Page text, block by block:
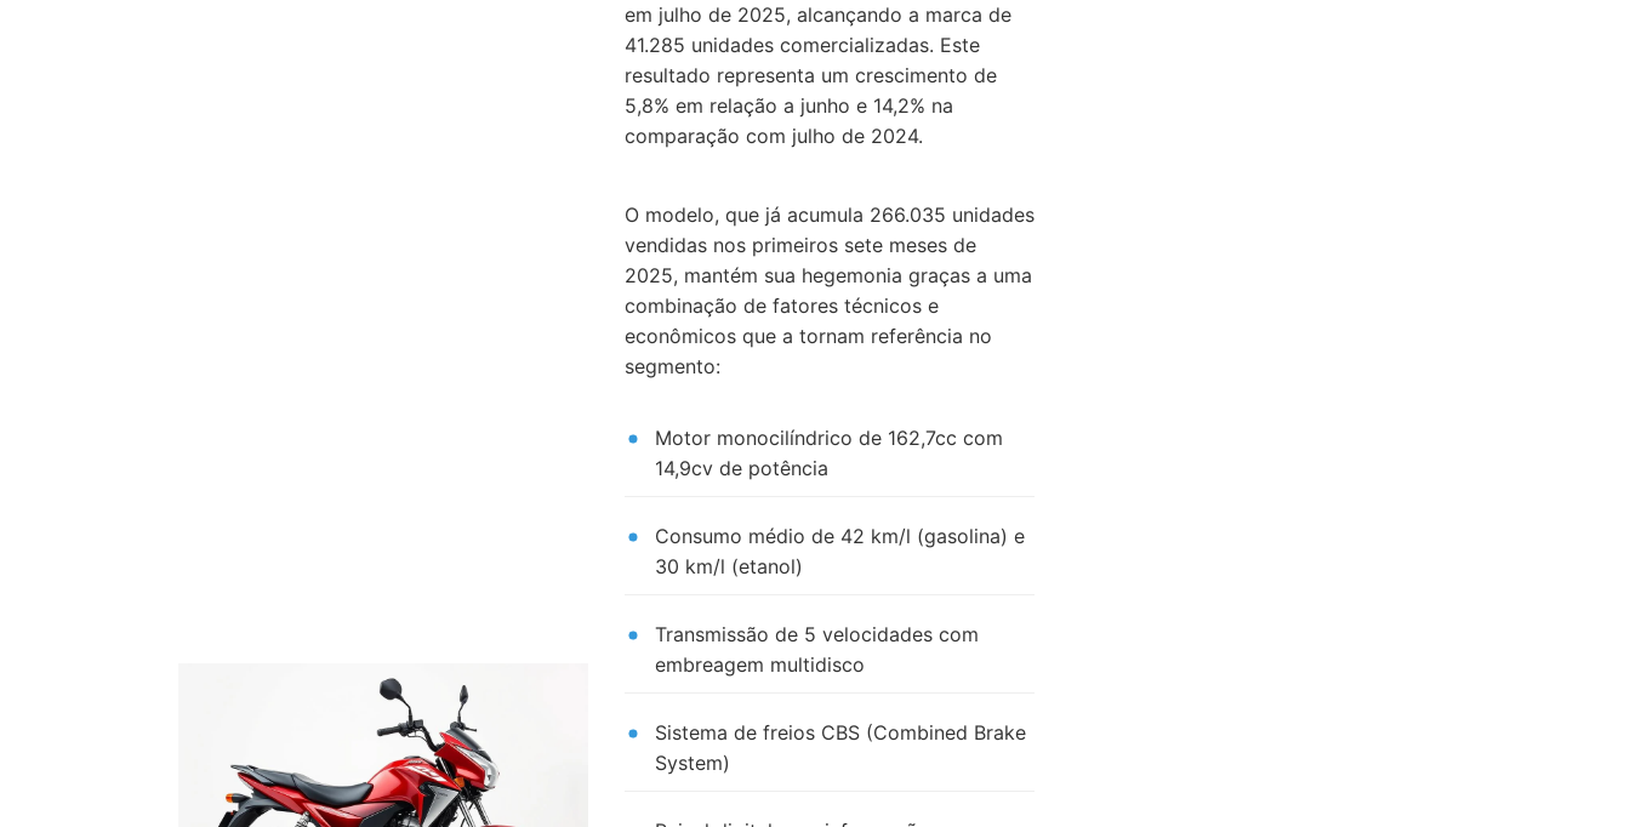
em julho de 2025, alcançando a marca de
41.285 unidades comercializadas. Este
resultado representa um crescimento de
5,8% em relação a junho e 14,2% na
comparação com julho de 2024.
O modelo, que já acumula 266.035 unidades
vendidas nos primeiros sete meses de
2025, mantém sua hegemonia graças a uma
combinação de fatores técnicos e
econômicos que a tornam referência no
segmento:
Motor monocilíndrico de 162,7cc com
14,9cv de potência
Consumo médio de 42 km/l (gasolina) e
30 km/l (etanol)
Transmissão de 5 velocidades com
embreagem multidisco
Sistema de freios CBS (Combined Brake
System)